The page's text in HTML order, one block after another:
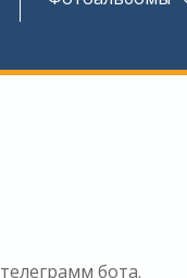
бота.